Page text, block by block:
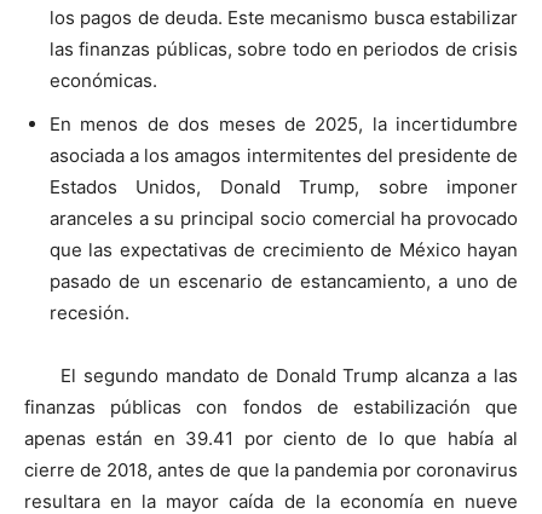
los pagos de deuda. Este mecanismo busca estabilizar
las finanzas públicas, sobre todo en periodos de crisis
económicas.
En menos de dos meses de 2025, la incertidumbre
asociada a los amagos intermitentes del presidente de
Estados Unidos, Donald Trump, sobre imponer
aranceles a su principal socio comercial ha provocado
que las expectativas de crecimiento de México hayan
pasado de un escenario de estancamiento, a uno de
recesión.
El segundo mandato de Donald Trump alcanza a las
finanzas públicas con fondos de estabilización que
apenas están en 39.41 por ciento de lo que había al
cierre de 2018, antes de que la pandemia por coronavirus
resultara en la mayor caída de la economía en nueve